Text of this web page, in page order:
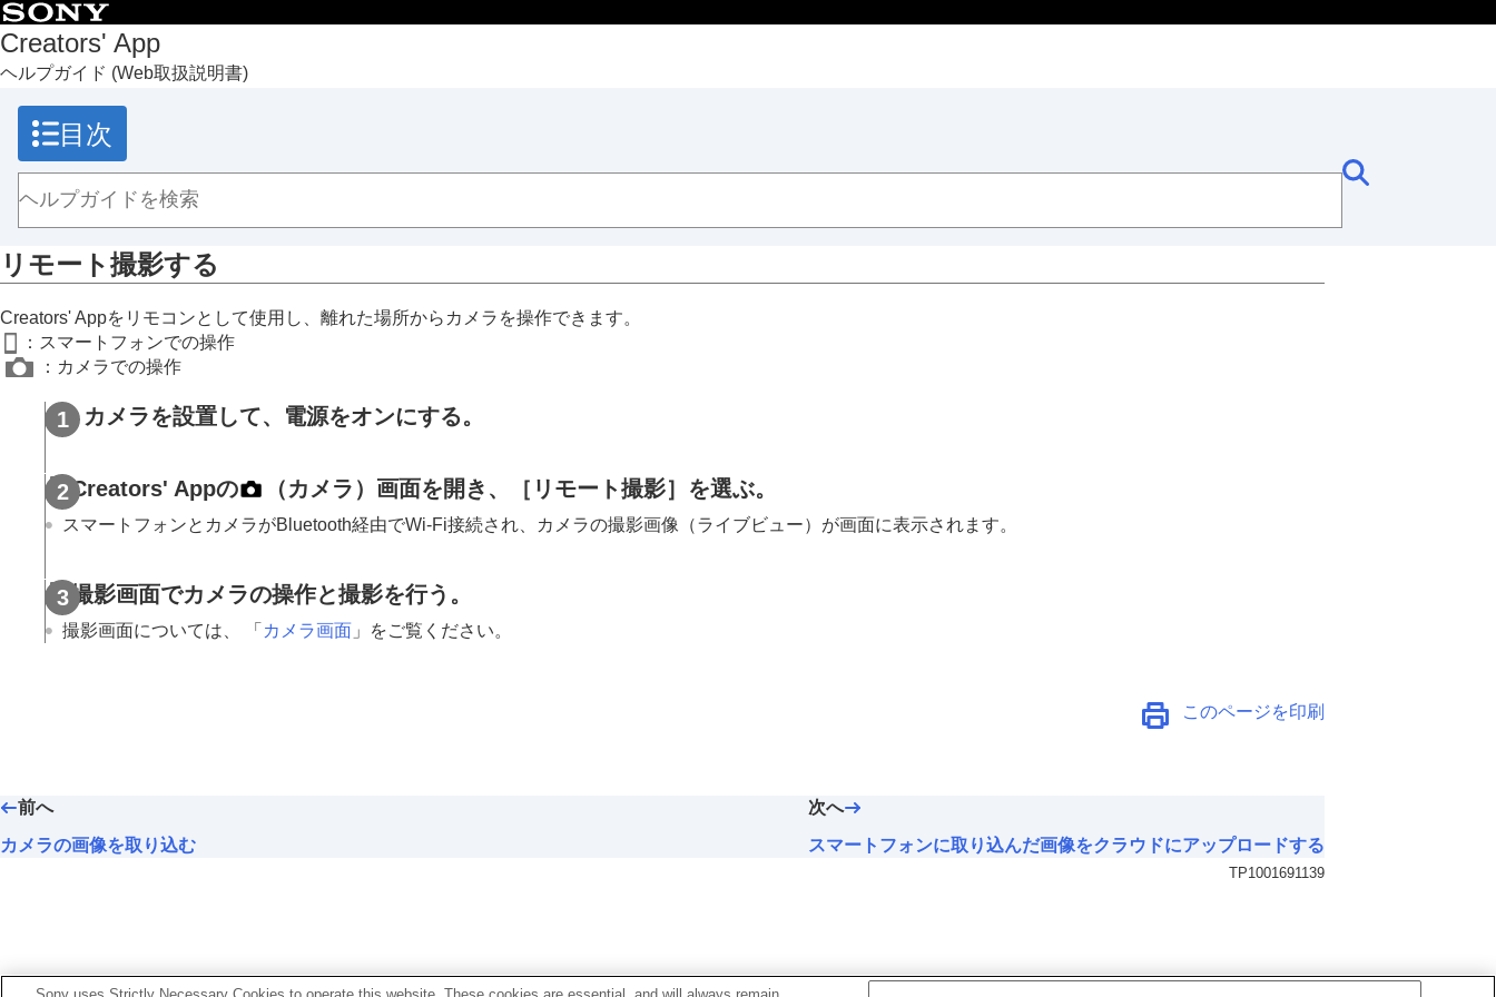
Creators' App
ヘルプガイド (Web取扱説明書)
目次
トップページ
Creators' App でできること
準備と接続
画面の説明
カメラの画像を取り込む
リモート撮影する
クラウドサービスを利用する
カメラの本体ソフトウェアのアップデートを行う
カメラのアップグレードライセンスをインストールする
ライブ配信する（ネットワークストリーミング）
商標について
リモート撮影する
Creators' Appをリモコンとして使用し、離れた場所からカメラを操作できます。
：スマートフォンでの操作
：カメラでの操作
カメラを設置して、電源をオンにする。
Creators' Appの （カメラ ）画面を開き、 ［リモート撮影］ を選ぶ。
スマートフォンとカメラがBluetooth経由でWi-Fi接続され、カメラの撮影画像（ライブビュー）が画面に表示されます。
撮影画面でカメラの操作と撮影を行う。
撮影画面については、 「 カメラ画面 」をご覧ください。
このページを印刷
前へ
カメラの画像を取り込む
次へ
スマートフォンに取り込んだ画像をクラウドにアップロードする
TP1001691139